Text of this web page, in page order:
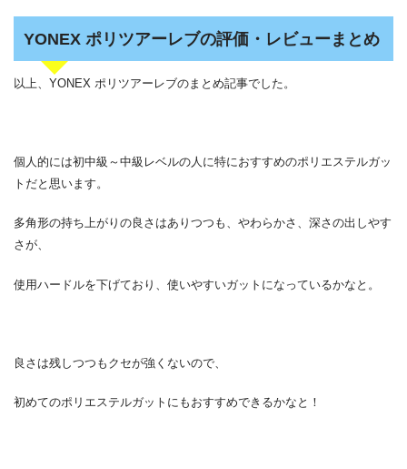
YONEX ポリツアーレブの評価・レビューまとめ
以上、YONEX ポリツアーレブのまとめ記事でした。
個人的には初中級～中級レベルの人に特におすすめのポリエステルガッ
トだと思います。
多角形の持ち上がりの良さはありつつも、やわらかさ、深さの出しやす
さが、
使用ハードルを下げており、使いやすいガットになっているかなと。
良さは残しつつもクセが強くないので、
初めてのポリエステルガットにもおすすめできるかなと！